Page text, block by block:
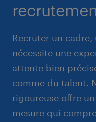
Recruter un
nécessite une
attente bien
comme du talent.
rigoureuse offre
mesure qui